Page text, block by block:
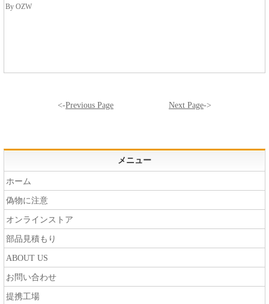
By OZW
<-Previous Page Next Page->
メニュー
ホーム
偽物に注意
オンラインストア
部品見積もり
ABOUT US
お問い合わせ
提携工場